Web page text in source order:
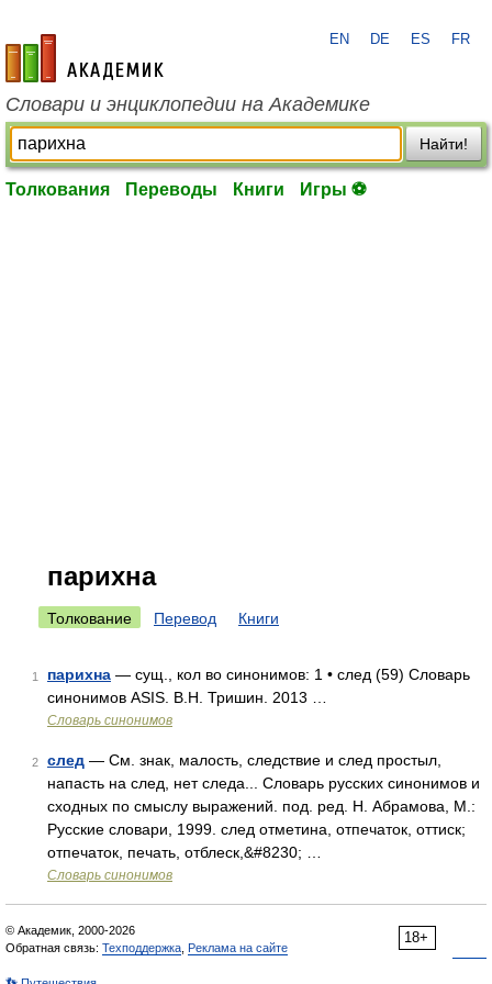
academic.ru
EN DE ES FR
Словари и энциклопедии на Академике
Найти!
Толкования Переводы Книги Игры ⚽
парихна
Толкование Перевод Книги
1 парихна — сущ., кол во синонимов: 1 • след (59) Словарь
синонимов ASIS. В.Н. Тришин. 2013 …
Словарь синонимов
2 след — См. знак, малость, следствие и след простыл,
напасть на след, нет следа... Словарь русских синонимов и
сходных по смыслу выражений. под. ред. Н. Абрамова, М.:
Русские словари, 1999. след отметина, отпечаток, оттиск;
отпечаток, печать, отблеск,&#8230; …
Словарь синонимов
18+
© Академик, 2000-2026
Обратная связь: Техподдержка Реклама на сайте